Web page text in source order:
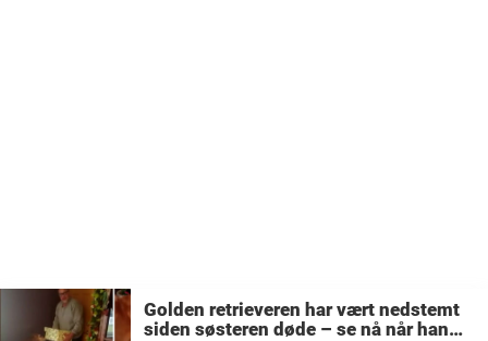
Golden retrieveren har vært nedstemt
siden søsteren døde – se nå når han